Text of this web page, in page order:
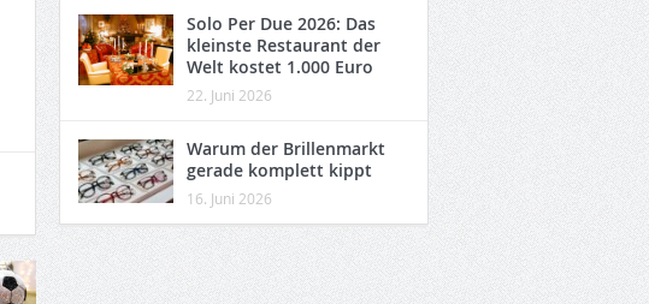
Solo Per Due 2026: Das
kleinste Restaurant der
Welt kostet 1.000 Euro
22. Juni 2026
Warum der Brillenmarkt
gerade komplett kippt
16. Juni 2026